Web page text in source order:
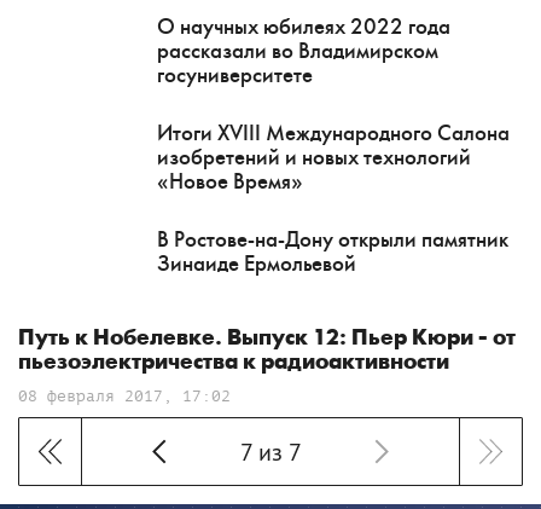
О научных юбилеях 2022 года
рассказали во Владимирском
госуниверситете
Итоги XVIII Международного Салона
изобретений и новых технологий
«Новое Время»
В Ростове-на-Дону открыли памятник
Зинаиде Ермольевой
Путь к Нобелевке. Выпуск 12: Пьер Кюри - от
пьезоэлектричества к радиоактивности
08 февраля 2017, 17:02
7 из 7